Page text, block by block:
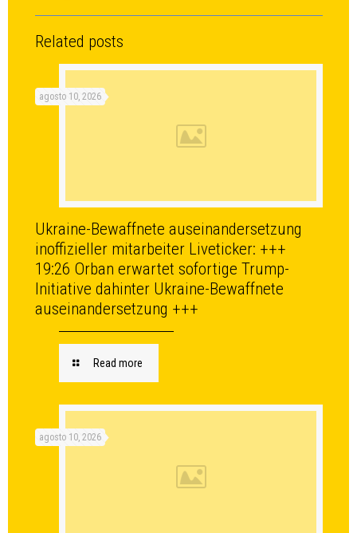
Related posts
agosto 10, 2026
Ukraine-Bewaffnete auseinandersetzung
inoffizieller mitarbeiter Liveticker: +++
19:26 Orban erwartet sofortige Trump-
Initiative dahinter Ukraine-Bewaffnete
auseinandersetzung +++
Read more
agosto 10, 2026